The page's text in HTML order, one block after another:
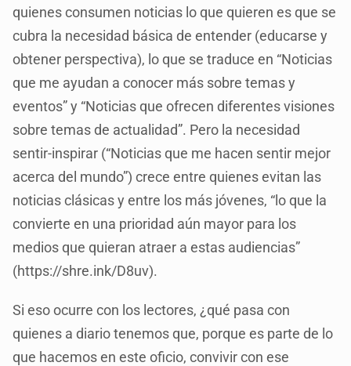
quienes consumen noticias lo que quieren es que se
cubra la necesidad básica de entender (educarse y
obtener perspectiva), lo que se traduce en “Noticias
que me ayudan a conocer más sobre temas y
eventos” y “Noticias que ofrecen diferentes visiones
sobre temas de actualidad”. Pero la necesidad
sentir-inspirar (“Noticias que me hacen sentir mejor
acerca del mundo”) crece entre quienes evitan las
noticias clásicas y entre los más jóvenes, “lo que la
convierte en una prioridad aún mayor para los
medios que quieran atraer a estas audiencias”
(https://shre.ink/D8uv).
Si eso ocurre con los lectores, ¿qué pasa con
quienes a diario tenemos que, porque es parte de lo
que hacemos en este oficio, convivir con ese